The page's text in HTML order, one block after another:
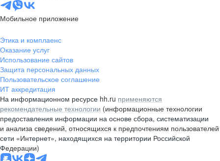
Мобильное приложение
Этика и комплаенс
Оказание услуг
Использование сайтов
Защита персональных данных
Пользовательское соглашение
ИТ аккредитация
На информационном ресурсе hh.ru применяются
рекомендательные технологии (информационные технологии
предоставления информации на основе сбора, систематизации
и анализа сведений, относящихся к предпочтениям пользователей
сети «Интернет», находящихся на территории Российской
Федерации)